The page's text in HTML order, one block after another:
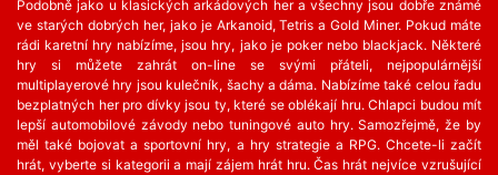
Podobně jako u klasických arkádových her a všechny jsou dobře známé
ve starých dobrých her, jako je Arkanoid, Tetris a Gold Miner. Pokud máte
rádi karetní hry nabízíme, jsou hry, jako je poker nebo blackjack. Některé
hry si můžete zahrát on-line se svými přáteli, nejpopulárnější
multiplayerové hry jsou kulečník, šachy a dáma. Nabízíme také celou řadu
bezplatných her ​​pro dívky jsou ty, které se oblékají hru. Chlapci budou mít
lepší automobilové závody nebo tuningové auto hry. Samozřejmě, že by
měl také bojovat a sportovní hry, a hry strategie a RPG. Chcete-li začít
hrát, vyberte si kategorii a mají zájem hrát hru. Čas hrát nejvíce vzrušující